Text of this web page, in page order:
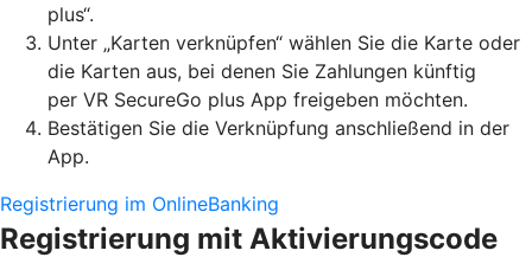
plus“.
Unter „Karten verknüpfen“ wählen Sie die Karte oder
die Karten aus, bei denen Sie Zahlungen künftig
per VR SecureGo plus App freigeben möchten.
Bestätigen Sie die Verknüpfung anschließend in der
App.
Registrierung im OnlineBanking
Registrierung mit Aktivierungscode